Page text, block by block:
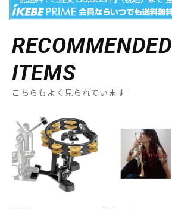
RECOMMENDED
ITEMS
こちらもよく見られています